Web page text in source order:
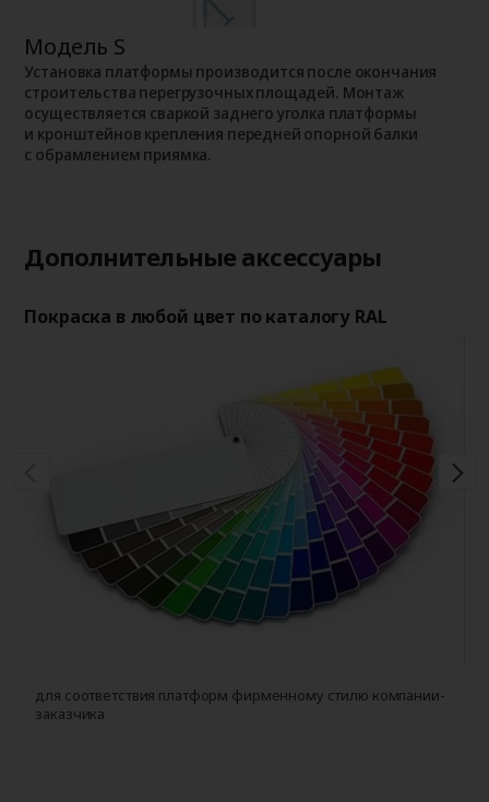
Модель S
Установка платформы производится после окончания
строительства перегрузочных площадей. Монтаж
осуществляется сваркой заднего уголка платформы
и кронштейнов крепления передней опорной балки
с обрамлением приямка.
Дополнительные аксессуары
Покраска в любой цвет по каталогу RAL
для соответствия платформ фирменному стилю компании-
заказчика